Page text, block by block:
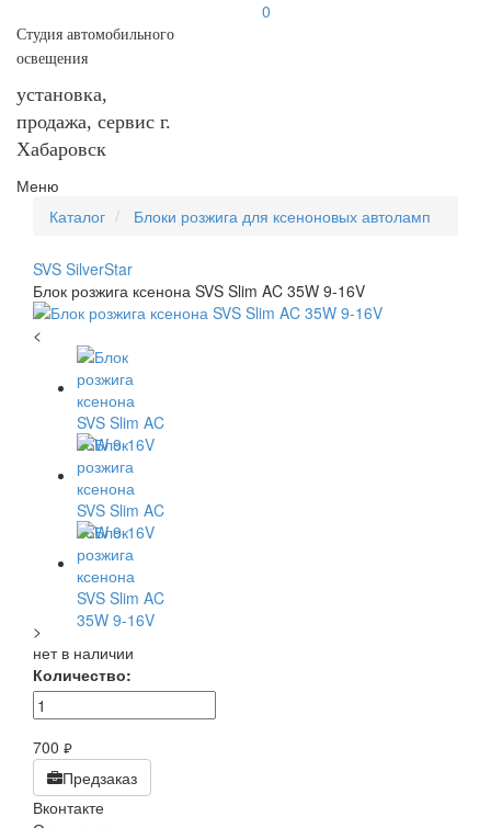
Студия автомобильного
освещения
установка,
продажа, сервис г.
Хабаровск
0
Меню
Каталог
Блоки розжига для ксеноновых автоламп
SVS SilverStar
Блок розжига ксенона SVS Slim AC 35W 9-16V
<
>
нет в наличии
Количество:
700 руб.
Предзаказ
Вконтакте